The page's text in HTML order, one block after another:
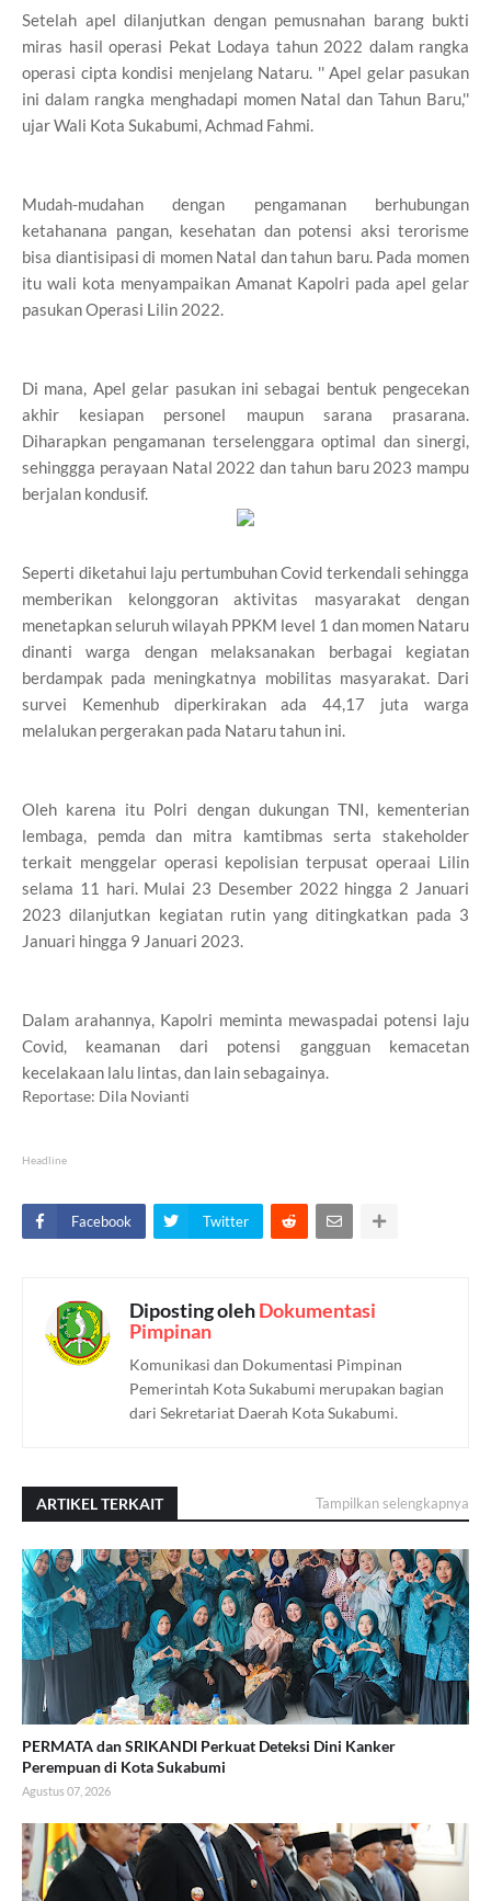
Setelah apel dilanjutkan dengan pemusnahan barang bukti
miras hasil operasi Pekat Lodaya tahun 2022 dalam rangka
operasi cipta kondisi menjelang Nataru. '' Apel gelar pasukan
ini dalam rangka menghadapi momen Natal dan Tahun Baru,''
ujar Wali Kota Sukabumi, Achmad Fahmi.
Mudah-mudahan dengan pengamanan berhubungan
ketahanana pangan, kesehatan dan potensi aksi terorisme
bisa diantisipasi di momen Natal dan tahun baru. Pada momen
itu wali kota menyampaikan Amanat Kapolri pada apel gelar
pasukan Operasi Lilin 2022.
Di mana, Apel gelar pasukan ini sebagai bentuk pengecekan
akhir kesiapan personel maupun sarana prasarana.
Diharapkan pengamanan terselenggara optimal dan sinergi,
sehinggga perayaan Natal 2022 dan tahun baru 2023 mampu
berjalan kondusif.
Seperti diketahui laju pertumbuhan Covid terkendali sehingga
memberikan kelonggoran aktivitas masyarakat dengan
menetapkan seluruh wilayah PPKM level 1 dan momen Nataru
dinanti warga dengan melaksanakan berbagai kegiatan
berdampak pada meningkatnya mobilitas masyarakat. Dari
survei Kemenhub diperkirakan ada 44,17 juta warga
melalukan pergerakan pada Nataru tahun ini.
Oleh karena itu Polri dengan dukungan TNI, kementerian
lembaga, pemda dan mitra kamtibmas serta stakeholder
terkait menggelar operasi kepolisian terpusat operaai Lilin
selama 11 hari. Mulai 23 Desember 2022 hingga 2 Januari
2023 dilanjutkan kegiatan rutin yang ditingkatkan pada 3
Januari hingga 9 Januari 2023.
Dalam arahannya, Kapolri meminta mewaspadai potensi laju
Covid, keamanan dari potensi gangguan kemacetan
kecelakaan lalu lintas, dan lain sebagainya.
Reportase: Dila Novianti
Headline
Facebook Twitter
Diposting olehDokumentasi
Pimpinan
Komunikasi dan Dokumentasi Pimpinan
Pemerintah Kota Sukabumi merupakan bagian
dari Sekretariat Daerah Kota Sukabumi.
ARTIKEL TERKAIT Tampilkan selengkapnya
PERMATA dan SRIKANDI Perkuat Deteksi Dini Kanker
Perempuan di Kota Sukabumi
Agustus 07, 2026